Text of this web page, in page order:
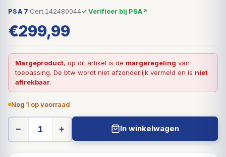
PSA 7·Cert 142480044✓ Verifieer bij PSA
€299,99
Margeproduct, op dit artikel is de margeregeling van
toepassing. De btw wordt niet afzonderlijk vermeld en is niet
aftrekbaar.
Nog 1 op voorraad
− + In winkelwagen